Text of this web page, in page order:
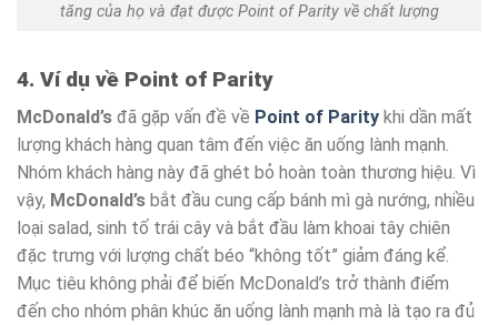
tăng của họ và đạt được Point of Parity về chất lượng
4. Ví dụ về Point of Parity
McDonald’s đã gặp vấn đề về Point of Parity khi dần mất
lượng khách hàng quan tâm đến việc ăn uống lành mạnh.
Nhóm khách hàng này đã ghét bỏ hoàn toàn thương hiệu. Vì
vậy, McDonald’s bắt đầu cung cấp bánh mì gà nướng, nhiều
loại salad, sinh tố trái cây và bắt đầu làm khoai tây chiên
đặc trưng với lượng chất béo “không tốt” giảm đáng kể.
Mục tiêu không phải để biến McDonald’s trở thành điểm
đến cho nhóm phân khúc ăn uống lành mạnh mà là tạo ra đủ